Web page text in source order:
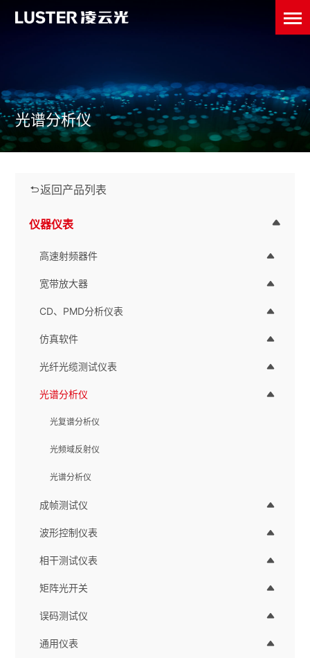
光谱分析仪
返回产品列表
仪器仪表
高速射频器件
宽带放大器
CD、PMD分析仪表
仿真软件
光纤光缆测试仪表
光谱分析仪
光复谱分析仪
光频域反射仪
光谱分析仪
成帧测试仪
波形控制仪表
相干测试仪表
矩阵光开关
误码测试仪
通用仪表